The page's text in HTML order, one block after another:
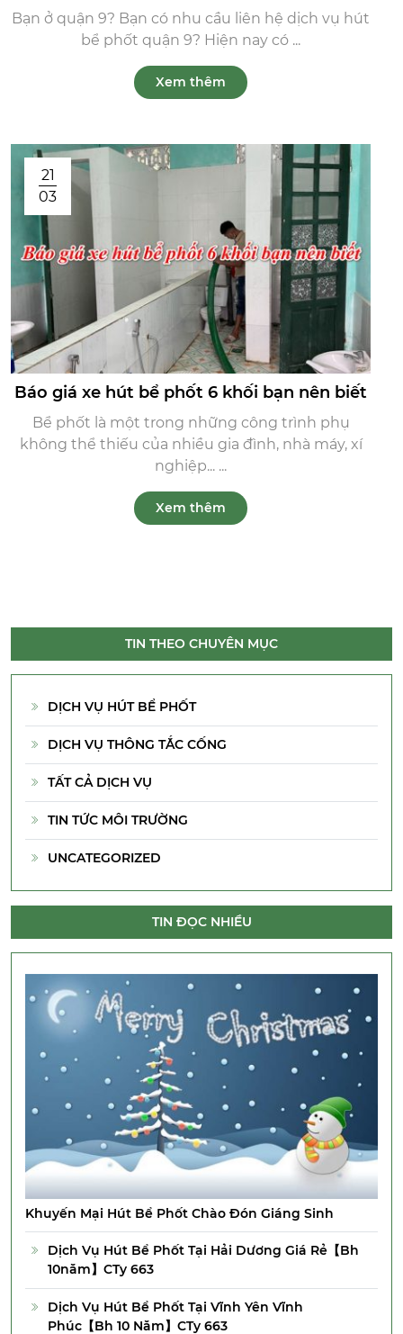
Bạn ở quận 9? Bạn có nhu cầu liên hệ dịch vụ hút
bể phốt quận 9? Hiện nay có ...
Xem thêm
21
03
Báo giá xe hút bể phốt 6 khối bạn nên biết
Bể phốt là một trong những công trình phụ
không thể thiếu của nhiều gia đình, nhà máy, xí
nghiệp... ...
Xem thêm
TIN THEO CHUYÊN MỤC
DỊCH VỤ HÚT BỂ PHỐT
DỊCH VỤ THÔNG TẮC CỐNG
TẤT CẢ DỊCH VỤ
TIN TỨC MÔI TRƯỜNG
UNCATEGORIZED
TIN ĐỌC NHIỀU
Khuyến Mại Hút Bể Phốt Chào Đón Giáng Sinh
Dịch Vụ Hút Bể Phốt Tại Hải Dương Giá Rẻ【Bh
10năm】CTy 663
Dịch Vụ Hút Bể Phốt Tại Vĩnh Yên Vĩnh
Phúc【Bh 10 Năm】CTy 663